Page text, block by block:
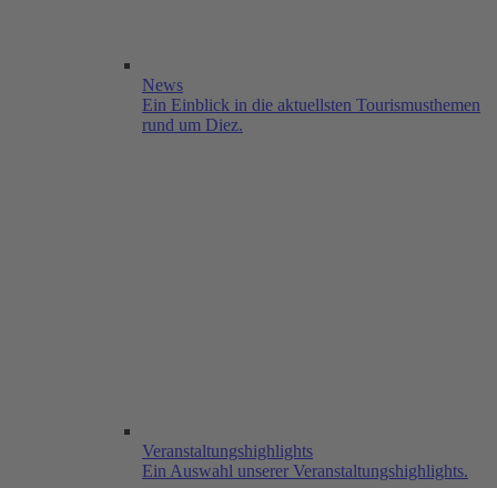
News
Ein Einblick in die aktuellsten Tourismusthemen
rund um Diez.
Veranstaltungshighlights
Ein Auswahl unserer Veranstaltungshighlights.